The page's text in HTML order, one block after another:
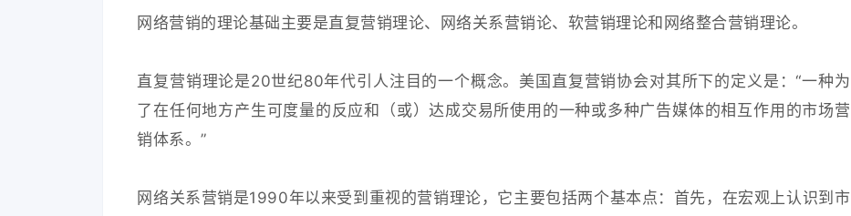
网络营销的理论基础主要是直复营销理论、网络关系营销论、软营销理论和网络整合营销理论。
直复营销理论是20世纪80年代引人注目的一个概念。美国直复营销协会对其所下的定义是：“一种为
了在任何地方产生可度量的反应和（或）达成交易所使用的一种或多种广告媒体的相互作用的市场营
销体系。”
网络关系营销是1990年以来受到重视的营销理论，它主要包括两个基本点：首先，在宏观上认识到市